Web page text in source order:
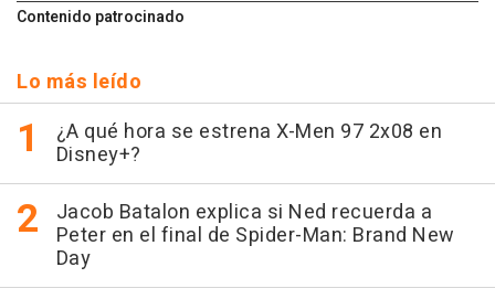
Contenido patrocinado
Lo más leído
¿A qué hora se estrena X-Men 97 2x08 en
Disney+?
Jacob Batalon explica si Ned recuerda a
Peter en el final de Spider-Man: Brand New
Day